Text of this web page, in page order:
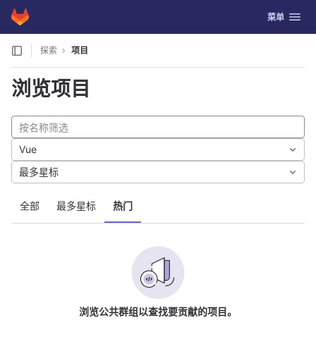
Skip to content
GitLab 切换导航
菜单
探索 项目
浏览项目
全部 最多星标 热门
Vue
最多星标
浏览公共群组以查找要贡献的项目。